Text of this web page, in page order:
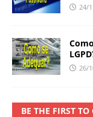
24/
26/
BE THE FIRST